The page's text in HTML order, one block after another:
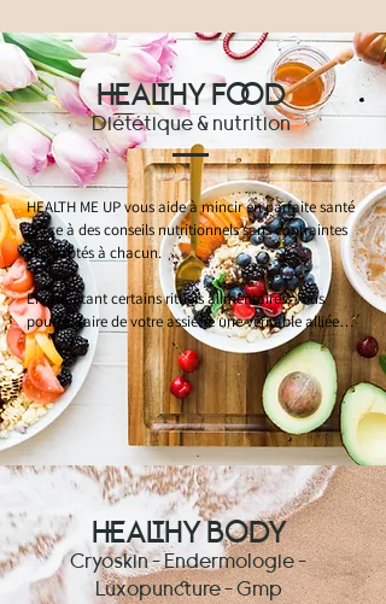
HEALTHY FOOD
Diététique & nutrition
HEALTH ME UP vous aide à mincir en parfaite santé
grâce à des conseils nutritionnels sans contraintes
et adaptés à chacun.
En adoptant certains rituels alimentaires, vous
pourrez faire de votre assiette une véritable alliée
beauté. Health Me Up vous offre les clés pour
réapprendre à mieux manger en tenant compte de
vos goûts, de vos habitudes et de vos modes de
vie. Grâce à des programmes personnalisés établis
par nos experts en nutrition, vous parviendrez à
retrouver un équilibre alimentaire qui influencera
sur votre santé et votre beauté en vous permettant
d’atteindre votre juste poids.
HEALTHY BODY
Cryoskin - Endermologie -
Luxopuncture - Gmp